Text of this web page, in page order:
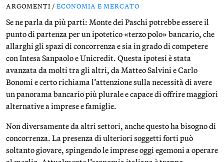
ARGOMENTI / ECONOMIA E MERCATO
Se ne parla da più parti: Monte dei Paschi potrebbe essere il
punto di partenza per un ipotetico «terzo polo» bancario, che
allarghi gli spazi di concorrenza e sia in grado di competere
con Intesa Sanpaolo e Unicredit. Questa ipotesi è stata
avanzata da molti tra gli altri, da Matteo Salvini e Carlo
Bonomi e certo richiama l’attenzione sulla necessità di avere
un panorama bancario più plurale e capace di offrire maggiori
alternative a imprese e famiglie.
Non diversamente da altri settori, anche questo ha bisogno di
concorrenza. La presenza di ulteriori soggetti forti può
soltanto giovare, spingendo le imprese oggi egemoni a operare